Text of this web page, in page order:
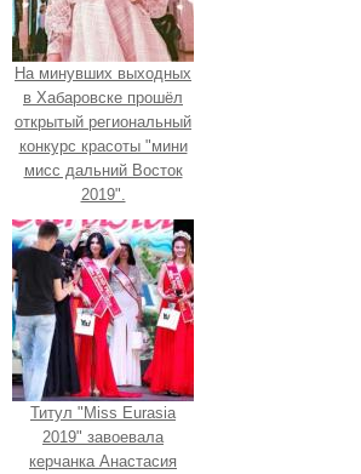
На минувших выходных
в Хабаровске прошёл
открытый региональный
конкурс красоты "мини
мисс дальний Восток
2019".
Титул "Miss Eurasia
2019" завоевала
керчанка Анастасия